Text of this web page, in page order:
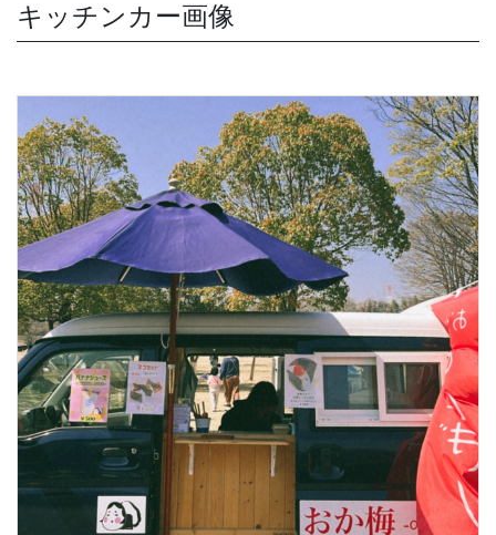
キッチンカー画像